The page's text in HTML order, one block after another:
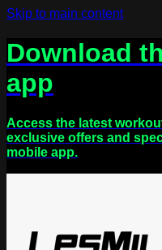
Skip to main content
Download
app
Access the latest
exclusive offers and
mobile app.